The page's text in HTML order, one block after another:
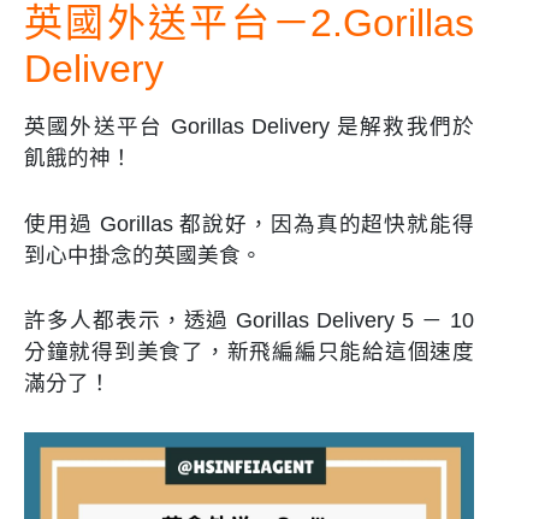
英國外送平台－2.Gorillas
Delivery
英國外送平台 Gorillas Delivery 是解救我們於
飢餓的神！
使用過 Gorillas 都說好，因為真的超快就能得
到心中掛念的英國美食。
許多人都表示，透過 Gorillas Delivery 5 － 10
分鐘就得到美食了，新飛編編只能給這個速度
滿分了！